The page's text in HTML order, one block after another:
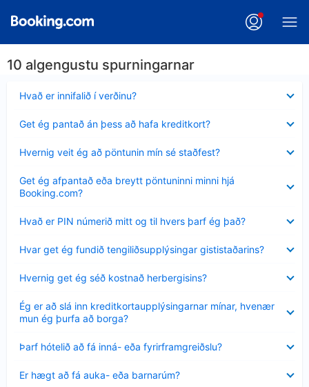
10 algengustu spurningarnar
Hvað er innifalið í verðinu?
sýnt
Get ég pantað án þess að hafa kreditkort?
sýnt
Hvernig veit ég að pöntunin mín sé staðfest?
sýnt
Get ég afpantað eða breytt pöntuninni minni hjá
Booking.com?
sýnt
Hvað er PIN númerið mitt og til hvers þarf ég það?
sýnt
Hvar get ég fundið tengiliðsupplýsingar gististaðarins?
sýnt
Hvernig get ég séð kostnað herbergisins?
sýnt
Ég er að slá inn kreditkortaupplýsingarnar mínar, hvenær
mun ég þurfa að borga?
Minna
sýnt
Þarf hótelið að fá inná- eða fyrirframgreiðslu?
sýnt
Er hægt að fá auka- eða barnarúm?
sýnt